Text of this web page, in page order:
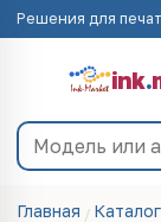
Решения для
ink.
Главная